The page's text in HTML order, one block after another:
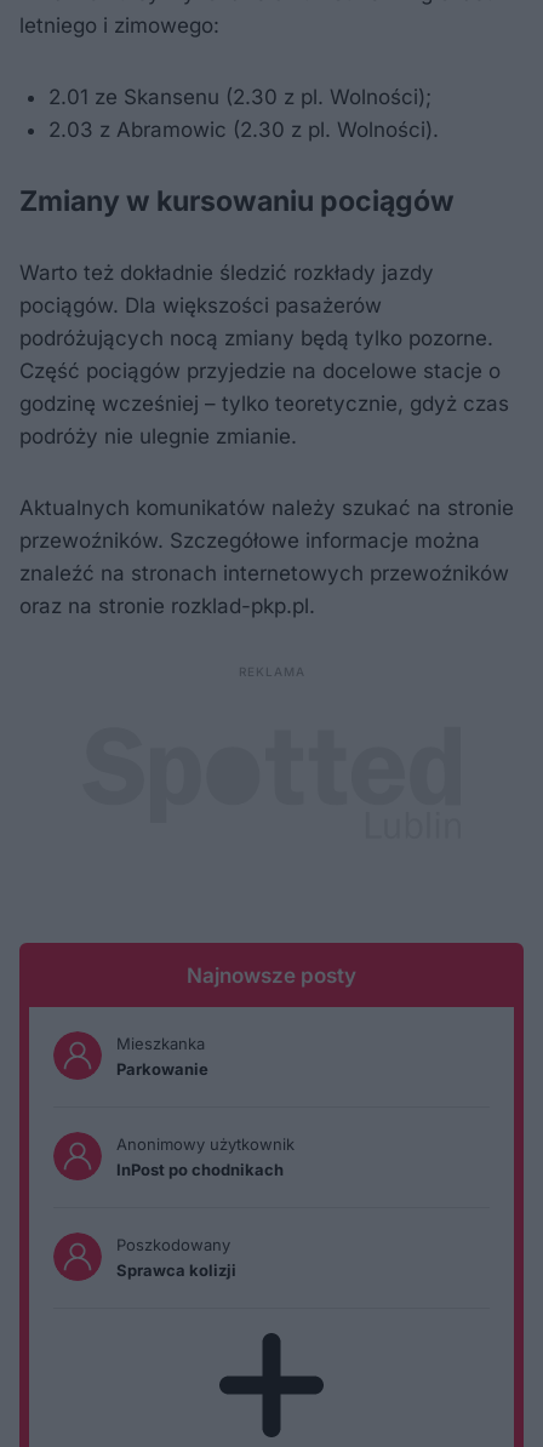
letniego i zimowego:
2.01 ze Skansenu (2.30 z pl. Wolności);
2.03 z Abramowic (2.30 z pl. Wolności).
Zmiany w kursowaniu pociągów
Warto też dokładnie śledzić rozkłady jazdy
pociągów. Dla większości pasażerów
podróżujących nocą zmiany będą tylko pozorne.
Część pociągów przyjedzie na docelowe stacje o
godzinę wcześniej – tylko teoretycznie, gdyż czas
podróży nie ulegnie zmianie.
Aktualnych komunikatów należy szukać na stronie
przewoźników. Szczegółowe informacje można
znaleźć na stronach internetowych przewoźników
oraz na stronie rozklad-pkp.pl.
Najnowsze posty
Mieszkanka
Parkowanie
Anonimowy użytkownik
InPost po chodnikach
Poszkodowany
Sprawca kolizji